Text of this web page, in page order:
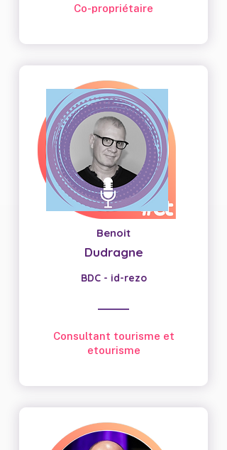
Co-propriétaire
Benoit
Dudragne
BDC - id-rezo
Consultant tourisme et
etourisme